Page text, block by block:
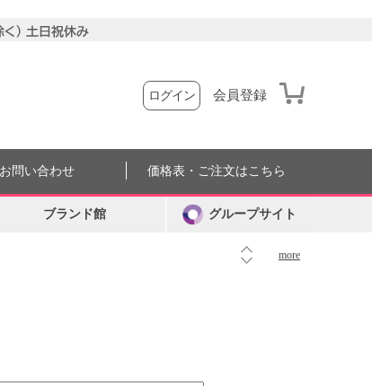
ログイン 会員登録
more
お問い合わせ 価格表・ご注文はこちら
ブランド館 グループサイト